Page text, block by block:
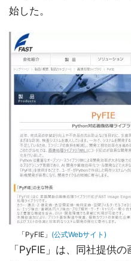
始した。
「PyFIE」 (公式Webサイト)
「PyFIE」は、同社提供